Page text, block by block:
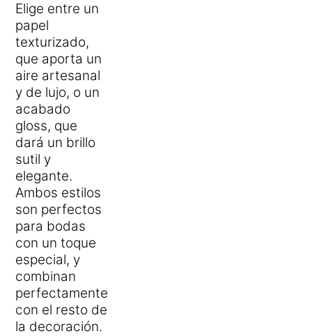
Elige entre un
papel
texturizado,
que aporta un
aire artesanal
y de lujo, o un
acabado
gloss, que
dará un brillo
sutil y
elegante.
Ambos estilos
son perfectos
para bodas
con un toque
especial, y
combinan
perfectamente
con el resto de
la decoración.